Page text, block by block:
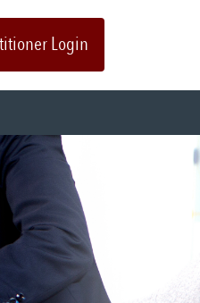
Login